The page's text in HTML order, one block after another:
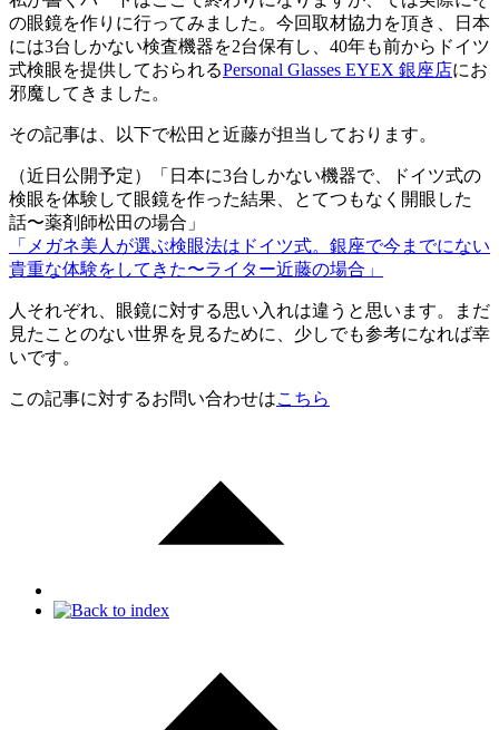
の眼鏡を作りに行ってみました。今回取材協力を頂き、日本
には3台しかない検査機器を2台保有し、40年も前からドイツ
式検眼を提供しておられるPersonal Glasses EYEX 銀座店にお
邪魔してきました。
その記事は、以下で松田と近藤が担当しております。
（近日公開予定）「日本に3台しかない機器で、ドイツ式の
検眼を体験して眼鏡を作った結果、とてつもなく開眼した
話〜薬剤師松田の場合」
「メガネ美人が選ぶ検眼法はドイツ式。銀座で今までにない
貴重な体験をしてきた〜ライター近藤の場合」
人それぞれ、眼鏡に対する思い入れは違うと思います。まだ
見たことのない世界を見るために、少しでも参考になれば幸
いです。
この記事に対するお問い合わせはこちら